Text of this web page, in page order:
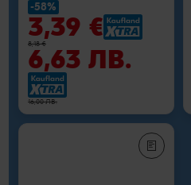
-58%
3,39 €
8,18 €
6,63 ЛВ.
16,00 ЛВ.